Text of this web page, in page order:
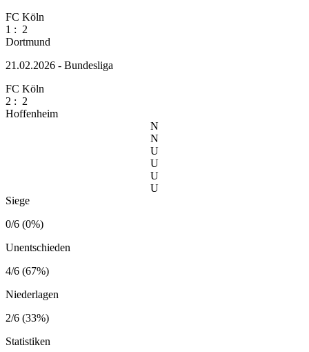
FC Köln
1 : 2
Dortmund
21.02.2026 - Bundesliga
FC Köln
2 : 2
Hoffenheim
N
N
U
U
U
U
Siege
0/6 (0%)
Unentschieden
4/6 (67%)
Niederlagen
2/6 (33%)
Statistiken